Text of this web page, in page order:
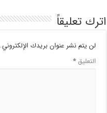
اترك تعليقاً
لن يتم نشر عنوان بريدك الإلكتروني.
التعليق*